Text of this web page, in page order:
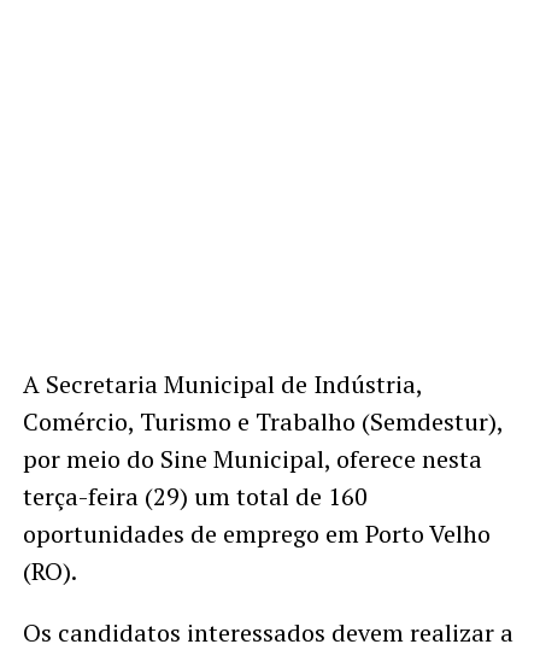
A Secretaria Municipal de Indústria,
Comércio, Turismo e Trabalho (Semdestur),
por meio do Sine Municipal, oferece nesta
terça-feira (29) um total de 160
oportunidades de emprego em Porto Velho
(RO).
Os candidatos interessados devem realizar a